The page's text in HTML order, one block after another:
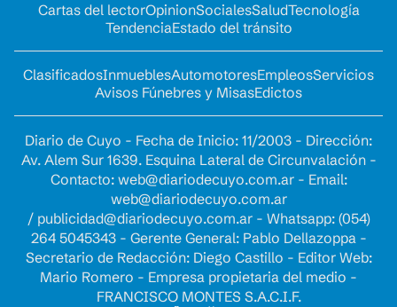
Cartas del lectorOpinionSocialesSaludTecnología
TendenciaEstado del tránsito
ClasificadosInmueblesAutomotoresEmpleosServicios
Avisos Fúnebres y MisasEdictos
Diario de Cuyo - Fecha de Inicio: 11/2003 - Dirección:
Av. Alem Sur 1639. Esquina Lateral de Circunvalación -
Contacto: web@diariodecuyo.com.ar- Email:
web@diariodecuyo.com.ar
/ publicidad@diariodecuyo.com.ar- Whatsapp: (054)
264 5045343 - Gerente General: Pablo Dellazoppa -
Secretario de Redacción: Diego Castillo - Editor Web:
Mario Romero - Empresa propietaria del medio -
FRANCISCO MONTES S.A.C.I.F.